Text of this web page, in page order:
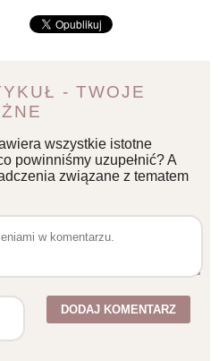
- TWOJE
wszystkie istotne
powinniśmy uzupełnić? A
związane z tematem